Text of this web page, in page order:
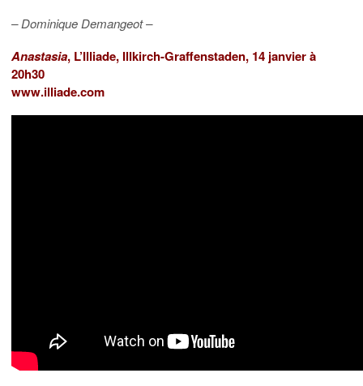
– Dominique Demangeot –
Anastasia, L’Illiade, Illkirch-Graffenstaden, 14 janvier à
20h30
www.illiade.com